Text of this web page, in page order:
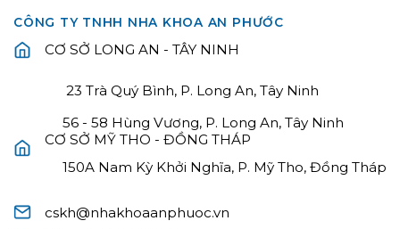
CÔNG TY TNHH NHA KHOA AN PHƯỚC
CƠ SỞ LONG AN - TÂY NINH
23 Trà Quý Bình, P. Long An, Tây Ninh
56 - 58 Hùng Vương, P. Long An, Tây Ninh
CƠ SỞ MỸ THO - ĐỒNG THÁP
150A Nam Kỳ Khởi Nghĩa, P. Mỹ Tho, Đồng Tháp
cskh@nhakhoaanphuoc.vn